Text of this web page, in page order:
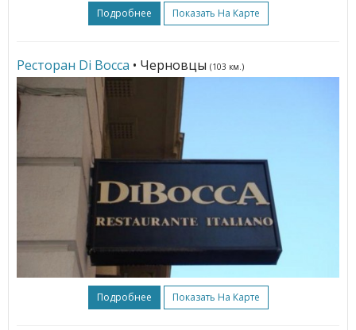
Подробнее Показать На Карте
Ресторан Di Bocca • Черновцы (103 км.)
Подробнее Показать На Карте